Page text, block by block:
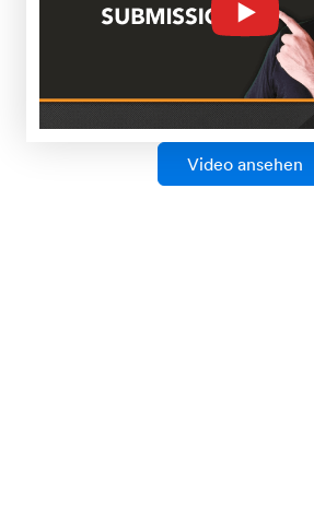
Speichern & später
Verwandeln Sie unvollständige